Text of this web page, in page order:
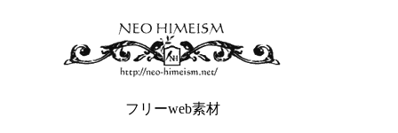
フリーweb素材